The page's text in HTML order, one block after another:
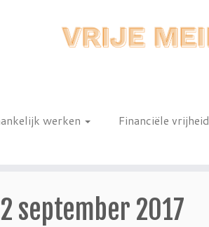
werken Financiële vrijheid
september 2017